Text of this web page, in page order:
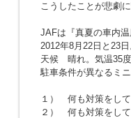
こうしたことが悲劇
JAFは『真夏の車内
2012年8月22日と23
天候 晴れ。気温35度
駐車条件が異なるミ
１） 何も対策をし
２） 何も対策をし